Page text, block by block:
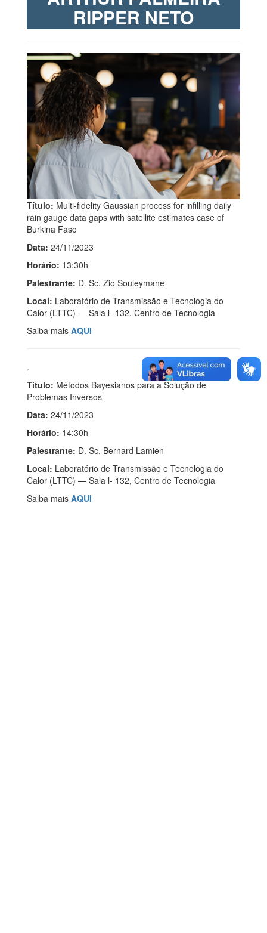
RIPPER NETO
Título: Multi-fidelity Gaussian process for infilling daily
rain gauge data gaps with satellite estimates case of
Burkina Faso
Data: 24/11/2023
Horário: 13:30h
Palestrante: D. Sc. Zio Souleymane
Local: Laboratório de Transmissão e Tecnologia do
Calor (LTTC) — Sala l- 132, Centro de Tecnologia
Saiba mais AQUI
.
Título: Métodos Bayesianos para a Solução de
Problemas Inversos
Data: 24/11/2023
Horário: 14:30h
Palestrante: D. Sc. Bernard Lamien
Local: Laboratório de Transmissão e Tecnologia do
Calor (LTTC) — Sala l- 132, Centro de Tecnologia
Saiba mais AQUI